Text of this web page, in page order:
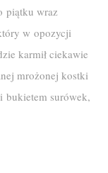
piątku wraz
w opozycji
karmił ciekawie
mrożonej kostki
surówek,